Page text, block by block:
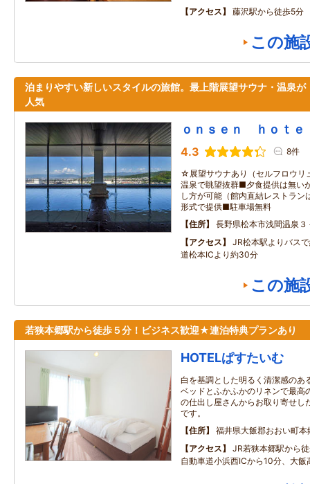
アクセス
藤沢駅から徒歩5分
この施
泊まりやすい新しいスタイルの旅館。最上階展望サウナ・温泉が
人気
ｏｎｓｅｎ ｈｏｔ
4.3 8件
☆展望サウナあり（セルフロウリ
温泉で眺望抜群■夕食提供は無い
し方が可能（館内直結レストラ
形式で提供■駐車場無料
住所
長野県松本市浅間温泉３
アクセス
JR松本駅よりバス
道松本ICより約30分
この施
若狭本郷駅から徒歩５分！ビジネス歓迎★連泊特典プランあり
HOTELぱすたいむ
白を基調とした明るく清潔感のあ
ベッドとふかふかのリネンで最高
の仕出し屋さんからお取り寄せし
です。
住所
福井県大飯郡おおい町本
アクセス
JR若狭本郷駅から
自動車道小浜西ICから10分、大飯